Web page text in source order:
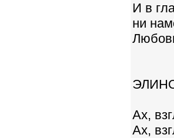
И в
ни
Ах,
Ах,